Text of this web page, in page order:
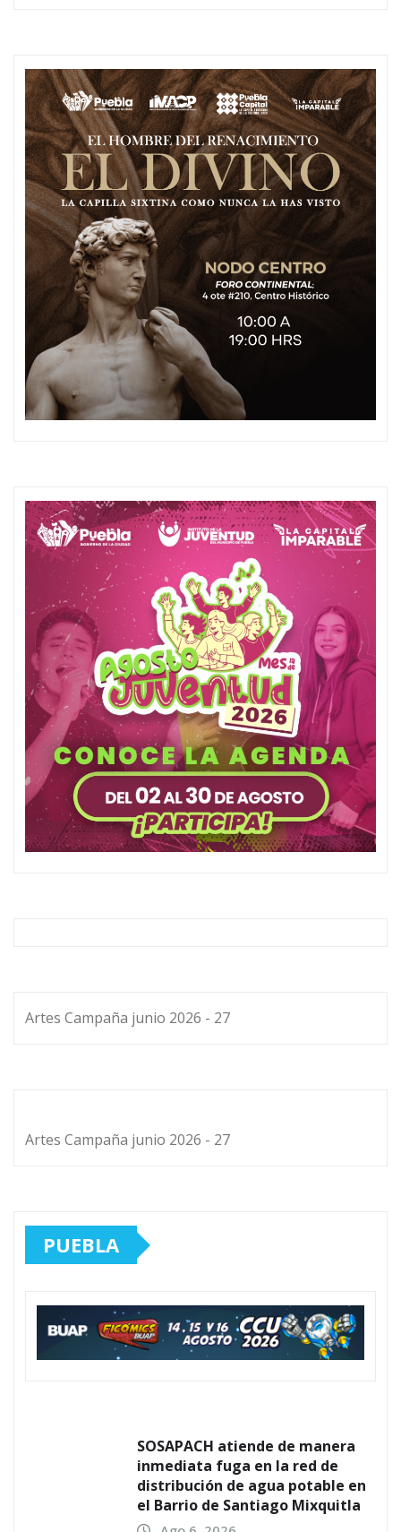
Artes Campaña junio 2026 - 27
Artes Campaña junio 2026 - 27
PUEBLA
SOSAPACH atiende de manera
inmediata fuga en la red de
distribución de agua potable en
el Barrio de Santiago Mixquitla